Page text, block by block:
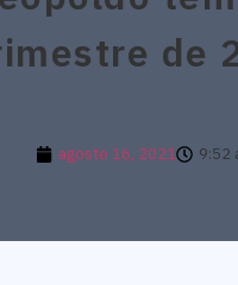
de
agosto 16, 2021 9:52